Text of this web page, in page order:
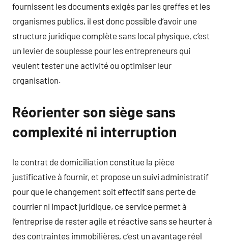
fournissent les documents exigés par les greffes et les
organismes publics, il est donc possible d’avoir une
structure juridique complète sans local physique, c’est
un levier de souplesse pour les entrepreneurs qui
veulent tester une activité ou optimiser leur
organisation.
Réorienter son siège sans
complexité ni interruption
le contrat de domiciliation constitue la pièce
justificative à fournir, et propose un suivi administratif
pour que le changement soit effectif sans perte de
courrier ni impact juridique, ce service permet à
l’entreprise de rester agile et réactive sans se heurter à
des contraintes immobilières, c’est un avantage réel